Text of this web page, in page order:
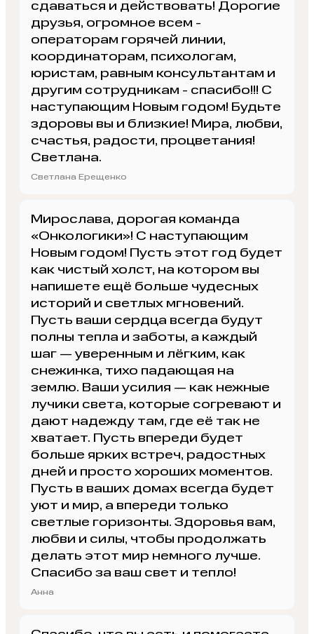
сдаваться и действовать! Дорогие
друзья, огромное всем -
операторам горячей линии,
координаторам, психологам,
юристам, равным консультантам и
другим сотрудникам - спасибо!!! С
наступающим Новым годом! Будьте
здоровы вы и близкие! Мира, любви,
счастья, радости, процветания!
Светлана.
Светлана Ерещенко
Мирослава, дорогая команда
«Онкологики»! С наступающим
Новым годом! Пусть этот год будет
как чистый холст, на котором вы
напишете ещё больше чудесных
историй и светлых мгновений.
Пусть ваши сердца всегда будут
полны тепла и заботы, а каждый
шаг — уверенным и лёгким, как
снежинка, тихо падающая на
землю. Ваши усилия — как нежные
лучики света, которые согревают и
дают надежду там, где её так не
хватает. Пусть впереди будет
больше ярких встреч, радостных
дней и просто хороших моментов.
Пусть в ваших домах всегда будет
уют и мир, а впереди только
светлые горизонты. Здоровья вам,
любви и силы, чтобы продолжать
делать этот мир немного лучше.
Спасибо за ваш свет и тепло!
Анна